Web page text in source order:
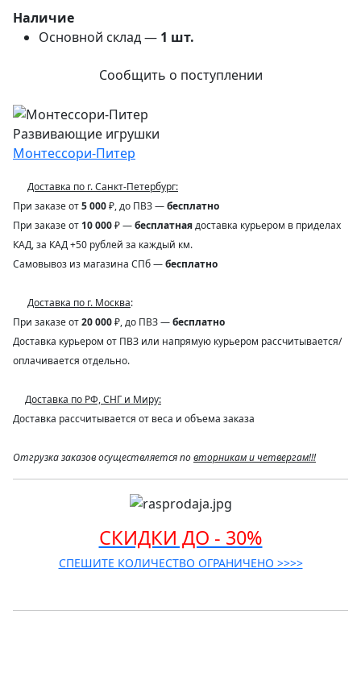
Наличие
Основной склад — 1 шт.
Сообщить о поступлении
Развивающие игрушки
Монтессори-Питер
Доставка по г. Санкт-Петербург:
При заказе от5 000₽, до ПВЗ —бесплатно
При заказе от 10 000₽ —бесплатнаядоставка курьером в приделах
КАД, за КАД +50 рублей за каждый км.
Самовывоз из магазина СПб —бесплатно
Доставка по г. Москва:
При заказе от20 000₽, до ПВЗ —бесплатно
Доставка курьером от ПВЗ или напрямую курьером рассчитывается/
оплачивается отдельно.
Доставка по РФ, СНГ и Миру:
Доставка рассчитывается от веса и объема заказа
Отгрузка заказов осуществляется повторникам и четвергам!!!
СКИДКИ ДО - 30%
СПЕШИТЕ КОЛИЧЕСТВО ОГРАНИЧЕНО >>>>